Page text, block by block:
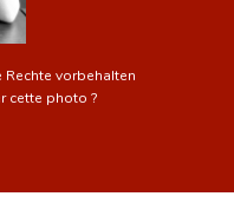
Rechte vorbehalten
cette photo ?